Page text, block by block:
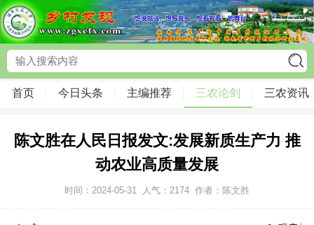
首页 今日头条 主编推荐 三农论剑 三农资讯
陈文胜在人民日报发文:发展新质生产力 推
动农业高质量发展
时间：2024-05-31 人气： 2174 作者：陈文胜